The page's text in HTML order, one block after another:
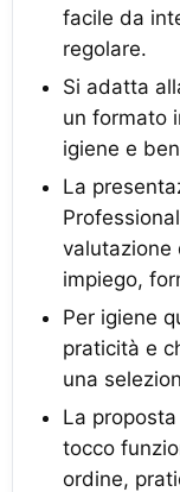
facile da
regolare.
Si adatta
un formato
igiene e
La
valutazione
impiego,
Per igiene
praticità e
una
La
tocco
ordine,